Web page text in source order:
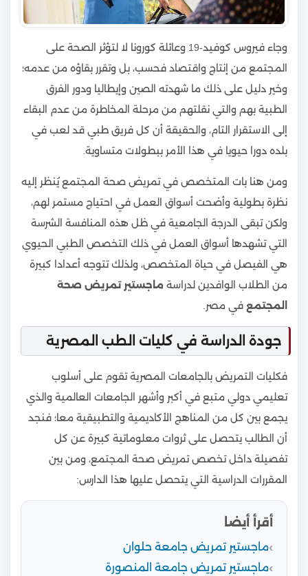
وجاء فيروس كوفيد-19 وعائلة كورونا لا لتؤثر الصحة على
المجتمع من إنتاج واقتصاد فحسب، بل وتقرر بقاؤه من عدمه؛
وخير دليل على ذلك ما شهدته الصين وإيطاليا ودور الفرق
الطبية بهم والتي نقلتهم من مرحلة المخاطرة من عدم البقاء
إلى الاستقرار التام، والحقيقة أن كل فريق طبي قد لعب في
بلده دورا حيويا في هذا الأمر ببطولات متساوية.
ومن هنا بات المتخصص في تمريض صحة المجتمع يُنظر إليه
نظرة بطولية وأضحت أسواق العمل في احتياج مستمر لهم،
ولكن تبقى الدرجة الجامعية في ظل هذه المنافسة الشرسة
التي تشهدها أسواق العمل في ذلك التخصص الطبي الحيوي
هي الفيصل في حياة المتخصص، ولذلك تتوجه أعدادا كبيرة
من الطلاب الوافدين لدراسة ماجستير تمريض صحة
المجتمع في مصر.
جودة الدراسة في كليات الطب المصرية
فكليات التمريض بالجامعات المصرية تقوم على أسلوب
تعليمي دولي متبع في أكبر وأشهر الجامعات العالمية والذي
يجمع بين كل من المناهج الأكاديمية والتطبيقية معا؛ فنجد
أن الطالب يتحصل على ثروات معلوماتية كبيرة عن كل
تفصيلة داخل تخصص تمريض صحة المجتمع، ومن بين
المقررات الدراسية التي يتحصل عليها هذا الدارس:
أقرأ أيضا
ماجستير تمريض جامعة حلوان
ماجستير تمريض جامعة المنصورة